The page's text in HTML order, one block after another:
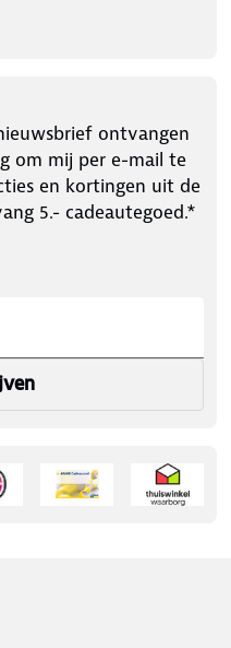
ontvangen
om mij per e-mail te
en kortingen uit de
5.- cadeautegoed.*